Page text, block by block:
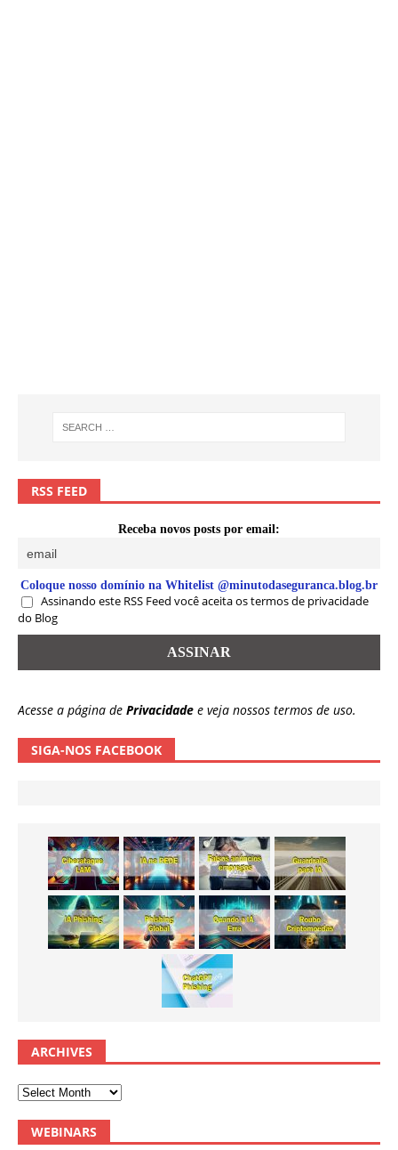
RSS FEED
Receba novos posts por email:
Coloque nosso domínio na Whitelist @minutodaseguranca.blog.br
Assinando este RSS Feed você aceita os termos de privacidade
do Blog
Acesse a página de Privacidade e veja nossos termos de uso.
SIGA-NOS FACEBOOK
ARCHIVES
WEBINARS